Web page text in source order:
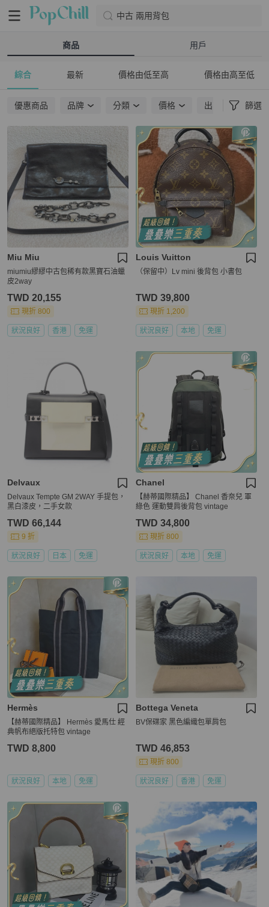
中古 兩用背包
商品 用戶
綜合 最新 價格由低至高 價格由高至低
優惠商品 品牌 分類 價格 出貨地點 篩選
Miu Miu
miumiu繆繆中古包稀有款黑寶石油蠟
皮2way
TWD 20,155
現折 800
狀況良好 香港 免運
Louis Vuitton
（保留中）Lv mini 後背包 小書包
TWD 39,800
現折 1,200
狀況良好 本地 免運
Delvaux
Delvaux Tempte GM 2WAY 手提包，
黑白漆皮，二手女款
TWD 66,144
9 折
狀況良好 日本 免運
Chanel
【赫蒂國際精品】 Chanel 香奈兒 軍
綠色 運動雙肩後背包 vintage
TWD 34,800
現折 800
狀況良好 本地 免運
Hermès
【赫蒂國際精品】 Hermès 愛馬仕 經
典帆布絕版托特包 vintage
TWD 8,800
狀況良好 本地 免運
Bottega Veneta
BV保碟家 黑色編織包單肩包
TWD 46,853
現折 800
狀況良好 香港 免運